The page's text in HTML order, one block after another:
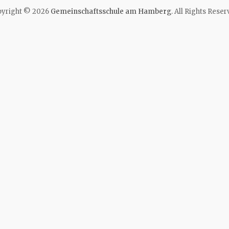
© 2026 Gemeinschaftsschule am Hamberg. All Rights